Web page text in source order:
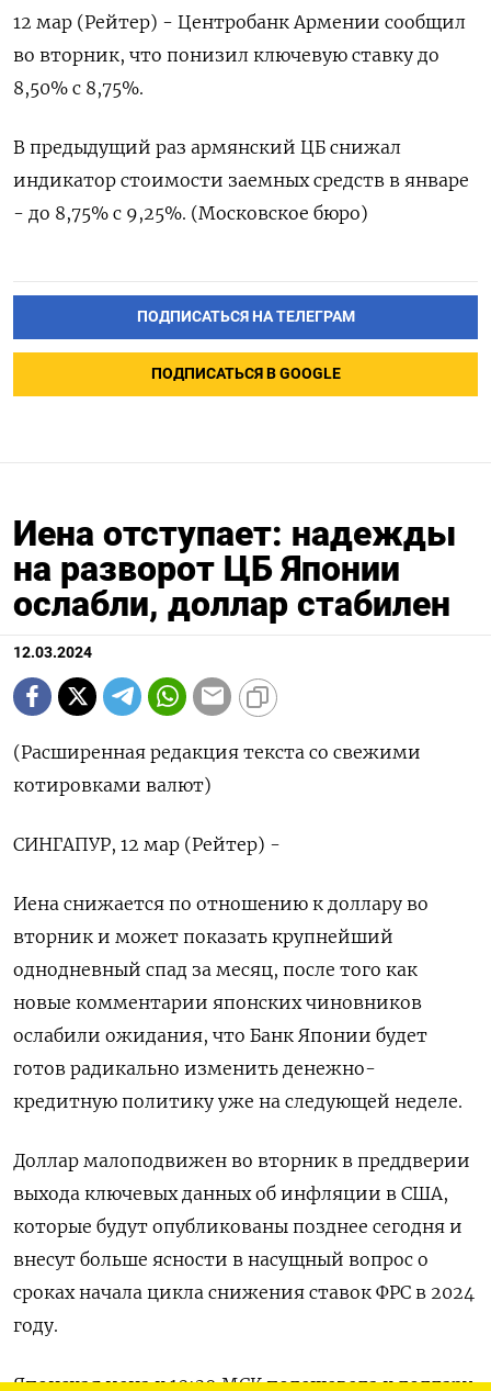
12 мар (Рейтер) - Центробанк Армении сообщил
во вторник, что понизил ключевую ставку до
8,50% с 8,75%.
В предыдущий раз армянский ЦБ снижал
индикатор стоимости заемных средств в январе
- до 8,75% с 9,25%. (Московское бюро)
ПОДПИСАТЬСЯ НА ТЕЛЕГРАМ
ПОДПИСАТЬСЯ В GOOGLE
Иена отступает: надежды
на разворот ЦБ Японии
ослабли, доллар стабилен
12.03.2024
(Расширенная редакция текста со свежими
котировками валют)
СИНГАПУР, 12 мар (Рейтер) -
Иена снижается по отношению к доллару во
вторник и может показать крупнейший
однодневный спад за месяц, после того как
новые комментарии японских чиновников
ослабили ожидания, что Банк Японии будет
готов радикально изменить денежно-
кредитную политику уже на следующей неделе.
Доллар малоподвижен во вторник в преддверии
выхода ключевых данных об инфляции в США,
которые будут опубликованы позднее сегодня и
внесут больше ясности в насущный вопрос о
сроках начала цикла снижения ставок ФРС в 2024
году.
Японская иена к 10:39 МСК подешевела к доллару